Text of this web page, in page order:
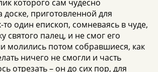
которого сам чудесно
доске, приготовленной для
один епископ, сомневаясь в чуде,
святого палец, и не смог его
молились потом собравшиеся, как
ничего не смогли и часть
отрезать – он до сих пор, для